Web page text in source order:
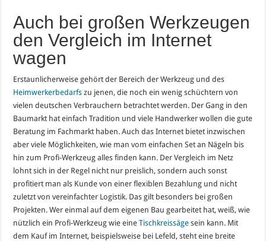
Auch bei großen Werkzeugen
den Vergleich im Internet
wagen
Erstaunlicherweise gehört der Bereich der Werkzeug und des
Heimwerkerbedarfs zu jenen, die noch ein wenig schüchtern von
vielen deutschen Verbrauchern betrachtet werden. Der Gang in den
Baumarkt hat einfach Tradition und viele Handwerker wollen die gute
Beratung im Fachmarkt haben. Auch das Internet bietet inzwischen
aber viele Möglichkeiten, wie man vom einfachen Set an Nägeln bis
hin zum Profi-Werkzeug alles finden kann. Der Vergleich im Netz
lohnt sich in der Regel nicht nur preislich, sondern auch sonst
profitiert man als Kunde von einer flexiblen Bezahlung und nicht
zuletzt von vereinfachter Logistik. Das gilt besonders bei großen
Projekten. Wer einmal auf dem eigenen Bau gearbeitet hat, weiß, wie
nützlich ein Profi-Werkzeug wie eineTischkreissäge sein kann. Mit
dem Kauf im Internet, beispielsweise bei Lefeld, steht eine breite